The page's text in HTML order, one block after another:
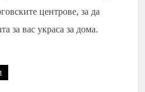
центрове, за да
за вас украса за дома.